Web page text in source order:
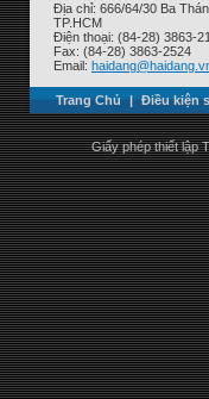
Địa chỉ: 666/64/30 Ba
TP.HCM
Điện thoại: (84-28) 3863-
Fax: (84-28) 3863-2524
Email:
Trang Chủ | Điều kiện
Giấy phép thiết lập